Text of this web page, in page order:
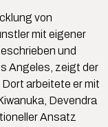
von
mit eigener
und
Angeles, zeigt der
arbeitete er mit
Devendra
Ansatz